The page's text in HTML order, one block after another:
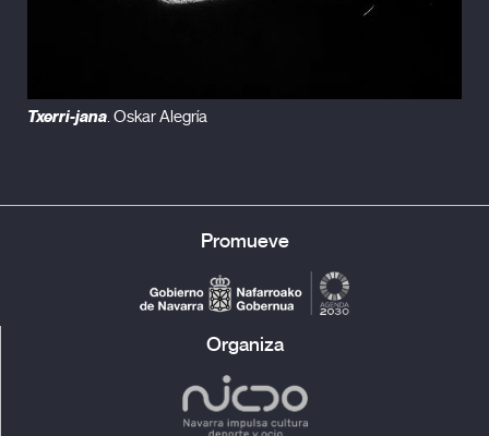
Txerri-jana. Oskar Alegría
Promueve
Organiza